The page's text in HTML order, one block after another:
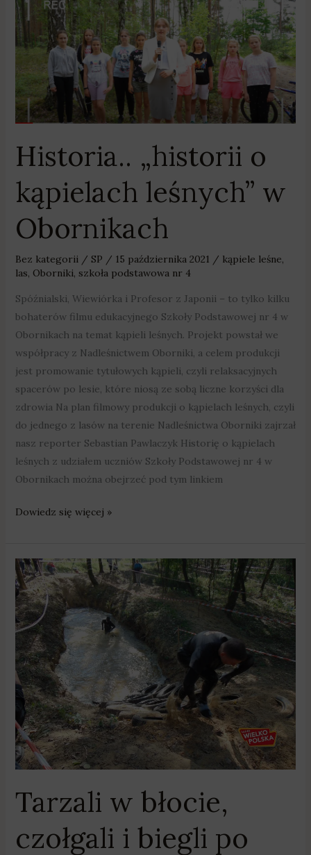
Historia.. „historii o
kąpielach leśnych” w
Obornikach
Bez kategorii/ SP / 15 października 2021 / kąpiele leśne,
las, Oborniki, szkoła podstawowa nr 4
Spóźnialski, Wiewiórka i Profesor z Japonii – to tylko kilku
bohaterów filmu edukacyjnego Szkoły Podstawowej nr 4 w
Obornikach na temat kąpieli leśnych. Projekt powstał we
współpracy z Nadleśnictwem Oborniki, a celem produkcji
jest promowanie tytułowych kąpieli, czyli relaksacyjnych
spacerów po lesie, które niosą ze sobą liczne korzyści dla
zdrowia Na plan filmowy produkcji o kąpielach leśnych, czyli
do jednego z lasów na terenie Nadleśnictwa Oborniki zajrzał
nasz reporter Sebastian Pawlaczyk Historię o kąpielach
leśnych z udziałem uczniów Szkoły Podstawowej nr 4 w
Obornikach można obejrzeć pod tym linkiem
„historii
o
kąpielach
leśnych”
Obornikach
Dowiedz się więcej »
Tarzali w błocie,
czołgali i biegli po
Tarzali
w
błocie,
czołgali
biegli
po
oponach